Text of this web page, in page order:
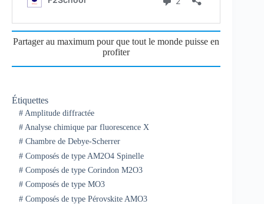
Partager au maximum pour que tout le monde puisse en
profiter
Étiquettes
#Amplitude diffractée
#Analyse chimique par fluorescence X
#Chambre de Debye-Scherrer
#Composés de type AM2O4 Spinelle
#Composés de type Corindon M2O3
#Composés de type MO3
#Composés de type Pérovskite AMO3